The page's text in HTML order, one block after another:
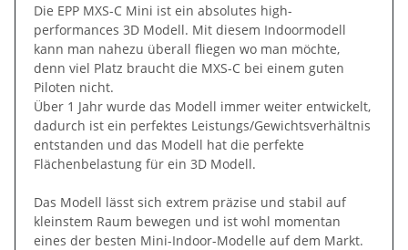
Die EPP MXS-C Mini ist ein absolutes high-
performances 3D Modell. Mit diesem Indoormodell
kann man nahezu überall fliegen wo man möchte,
denn viel Platz braucht die MXS-C bei einem guten
Piloten nicht.
Über 1 Jahr wurde das Modell immer weiter entwickelt,
dadurch ist ein perfektes Leistungs/Gewichtsverhältnis
entstanden und das Modell hat die perfekte
Flächenbelastung für ein 3D Modell.
Das Modell lässt sich extrem präzise und stabil auf
kleinstem Raum bewegen und ist wohl momentan
eines der besten Mini-Indoor-Modelle auf dem Markt.